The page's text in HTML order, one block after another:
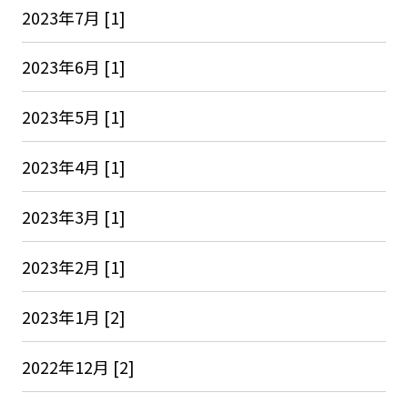
2023年7月 [1]
2023年6月 [1]
2023年5月 [1]
2023年4月 [1]
2023年3月 [1]
2023年2月 [1]
2023年1月 [2]
2022年12月 [2]